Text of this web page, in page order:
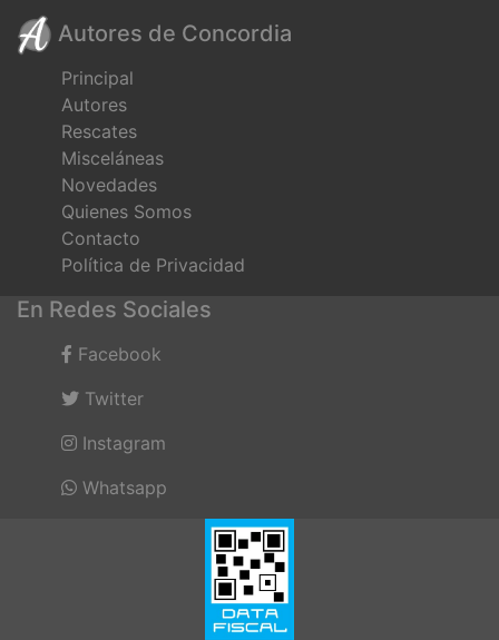
Autores de Concordia
Principal
Autores
Rescates
Misceláneas
Novedades
Quienes Somos
Contacto
Política de Privacidad
En Redes Sociales
Facebook
Twitter
Instagram
Whatsapp